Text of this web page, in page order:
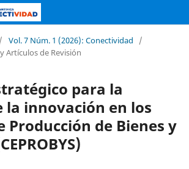
/ Vol. 7 Núm. 1 (2026): Conectividad
/
Artículos de Revisión
para la
la innovación en los
Producción de Bienes y